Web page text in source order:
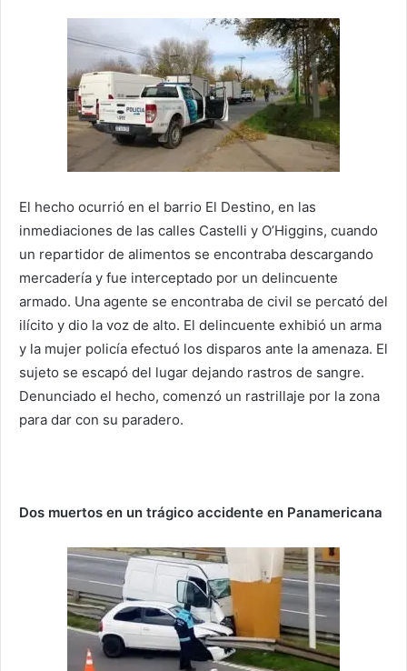
El hecho ocurrió en el barrio El Destino, en las
inmediaciones de las calles Castelli y O’Higgins, cuando
un repartidor de alimentos se encontraba descargando
mercadería y fue interceptado por un delincuente
armado. Una agente se encontraba de civil se percató del
ilícito y dio la voz de alto. El delincuente exhibió un arma
y la mujer policía efectuó los disparos ante la amenaza. El
sujeto se escapó del lugar dejando rastros de sangre.
Denunciado el hecho, comenzó un rastrillaje por la zona
para dar con su paradero.
Dos muertos en un trágico accidente en Panamericana